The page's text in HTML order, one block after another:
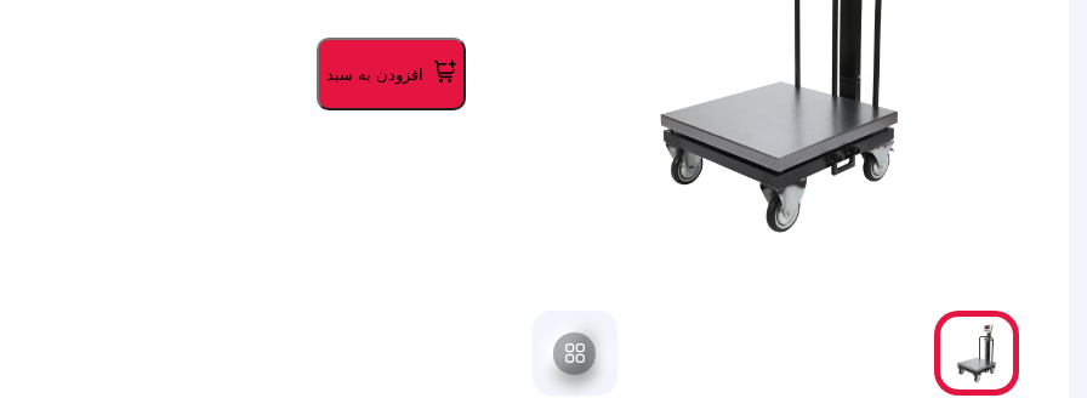
افزودن به سبد